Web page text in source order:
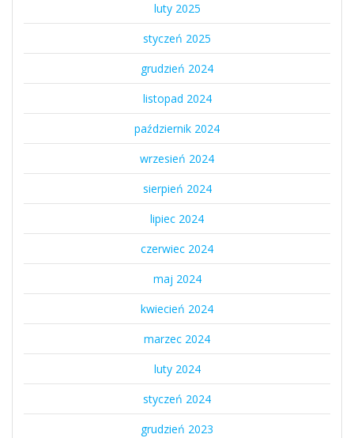
luty 2025
styczeń 2025
grudzień 2024
listopad 2024
październik 2024
wrzesień 2024
sierpień 2024
lipiec 2024
czerwiec 2024
maj 2024
kwiecień 2024
marzec 2024
luty 2024
styczeń 2024
grudzień 2023